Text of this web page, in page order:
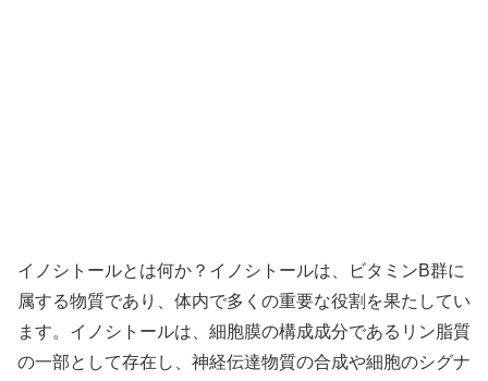
イノシトールとは何か？イノシトールは、ビタミンB群に
属する物質であり、体内で多くの重要な役割を果たしてい
ます。イノシトールは、細胞膜の構成成分であるリン脂質
の一部として存在し、神経伝達物質の合成や細胞のシグナ